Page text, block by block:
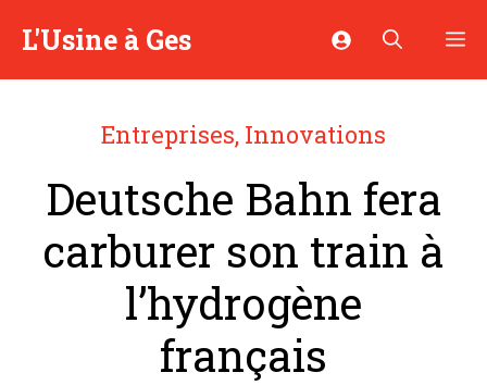
L'Usine à Ges
Entreprises, Innovations
Deutsche Bahn fera
carburer son train à
l’hydrogène
français